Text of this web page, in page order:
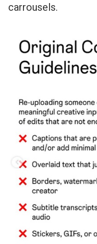
carrousels.